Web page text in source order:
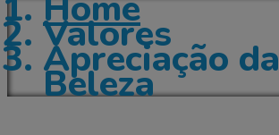
Valores
Apreciação da
Beleza